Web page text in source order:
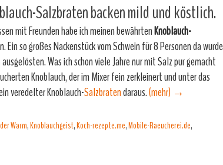
Salzbraten backen mild und köstlich.
mit Freunden habe ich meinen bewährtenKnoblauch-
Ein so großes Nackenstück vom Schwein für 8 Personen da wurde
Was ich schon viele Jahre nur mit Salz pur gemacht
Knoblauch, der im Mixer fein zerkleinert und unter das
veredelter Knoblauch-Salzbratendaraus.(mehr) →
Warm,Knoblauchgeist,Koch-rezepte.me,Mobile-Raeucherei.de,